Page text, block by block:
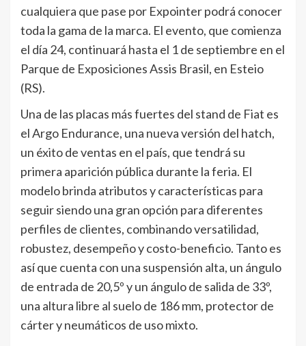
cualquiera que pase por Expointer podrá conocer
toda la gama de la marca. El evento, que comienza
el día 24, continuará hasta el 1 de septiembre en el
Parque de Exposiciones Assis Brasil, en Esteio
(RS).
Una de las placas más fuertes del stand de Fiat es
el Argo Endurance, una nueva versión del hatch,
un éxito de ventas en el país, que tendrá su
primera aparición pública durante la feria. El
modelo brinda atributos y características para
seguir siendo una gran opción para diferentes
perfiles de clientes, combinando versatilidad,
robustez, desempeño y costo-beneficio. Tanto es
así que cuenta con una suspensión alta, un ángulo
de entrada de 20,5º y un ángulo de salida de 33º,
una altura libre al suelo de 186 mm, protector de
cárter y neumáticos de uso mixto.